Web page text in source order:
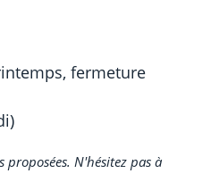
fermeture
N'hésitez pas à